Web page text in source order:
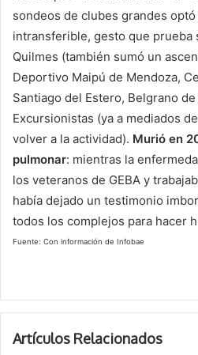
sondeos de clubes grandes
intransferible, gesto que prueba
Quilmes (también sumó un
Deportivo Maipú de Mendoza,
Santiago del Estero, Belgrano
Excursionistas (ya a mediados
volver a la actividad). Murió en
pulmonar: mientras la
los veteranos de GEBA y
había dejado un testimonio
todos los complejos para hacer
Fuente: Con información de Infobae
Artículos Relacionados